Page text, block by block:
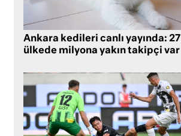
Ankara kedileri canlı yayında: 27
ülkede milyona yakın takipçi var